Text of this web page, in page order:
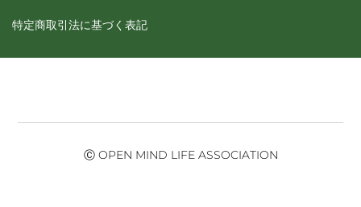
特定商取引法に基づく表記
Ⓒ OPEN MIND LIFE ASSOCIATION